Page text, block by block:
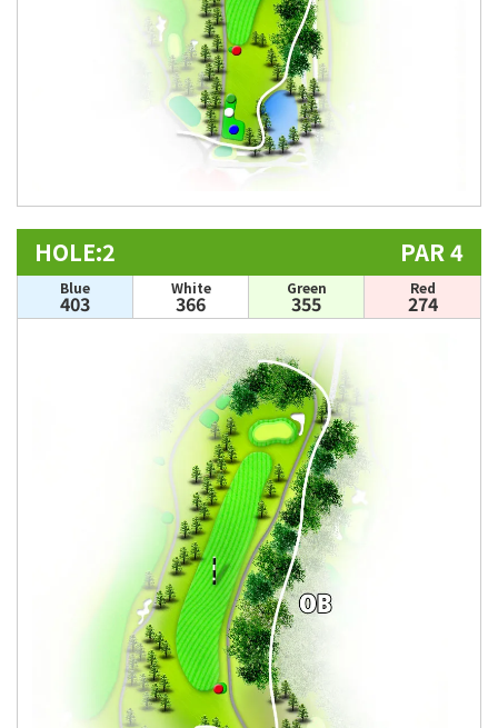
HOLE:2 PAR 4
Blue
403
White
366
Green
355
Red
274